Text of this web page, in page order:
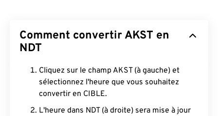
Comment convertir AKST en
NDT
Cliquez sur le champ AKST (à gauche) et
sélectionnez l'heure que vous souhaitez
convertir en CIBLE.
L'heure dans NDT (à droite) sera mise à jour